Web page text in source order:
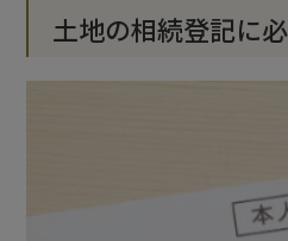
土地の相続登記に